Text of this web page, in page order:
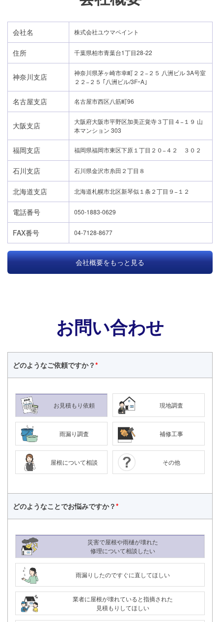
24時間365日対応
050-1883-0629
会社名 株式会社ユウマペイント
住所 千葉県柏市青葉台1丁目28-22
神奈川支店
神奈川県茅ヶ崎市幸町２２−２５ 八洲ビル 3A号室
２２−２５ ｢八洲ビル/3FｰA｣
名古屋支店 名古屋市西区八筋町96
大阪支店
大阪府大阪市平野区加美正覚寺３丁目４−１９ 山
本マンション 303
福岡支店 福岡県福岡市東区下原１丁目２０−４２ ３０２
石川支店 石川県金沢市糸田２丁目８
北海道支店 北海道札幌市北区新琴似１条２丁目９−１２
電話番号 050-1883-0629
FAX番号 04-7128-8677
会社概要をもっと見る
お問い合わせ
どのようなご依頼ですか？*
お見積もり依頼 現地調査
雨漏り調査 補修工事
屋根について相談 その他
どのようなことでお悩みですか？*
災害で屋根や雨樋が壊れた
修理について相談したい
雨漏りしたのですぐに直してほしい
業者に屋根が壊れていると指摘された
見積もりしてほしい